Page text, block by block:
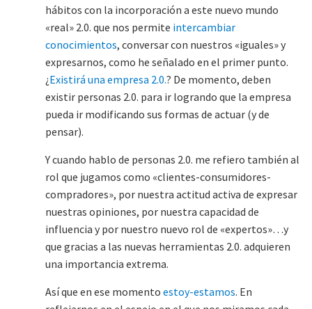
hábitos con la incorporación a este nuevo mundo
«real» 2.0. que nos permite intercambiar
conocimientos, conversar con nuestros «iguales» y
expresarnos, como he señalado en el primer punto.
¿Existirá una empresa 2.0.? De momento, deben
existir personas 2.0. para ir logrando que la empresa
pueda ir modificando sus formas de actuar (y de
pensar).
Y cuando hablo de personas 2.0. me refiero también al
rol que jugamos como «clientes-consumidores-
compradores», por nuestra actitud activa de expresar
nuestras opiniones, por nuestra capacidad de
influencia y por nuestro nuevo rol de «expertos»…y
que gracias a las nuevas herramientas 2.0. adquieren
una importancia extrema.
Así que en ese momento estoy-estamos. En